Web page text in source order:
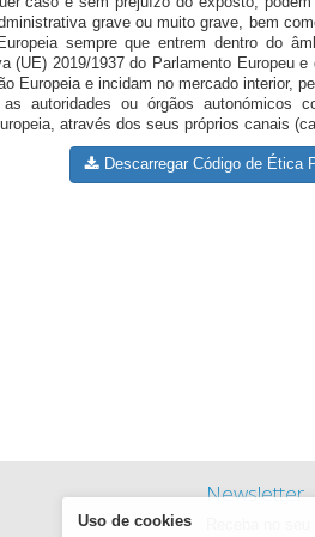
grave ou muito grave, bem
sempre que entrem dentro do
(UE) 2019/1937 do Parlamento Europeu
Europeia e incidam no mercado interior,
autoridades ou órgãos autonómicos
através dos seus próprios canais
Descarregar Código de Ética
Newsletter
Uso de cookies